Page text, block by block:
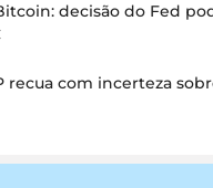
decisão do Fed
recua com incerteza